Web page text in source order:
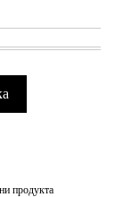
продукта